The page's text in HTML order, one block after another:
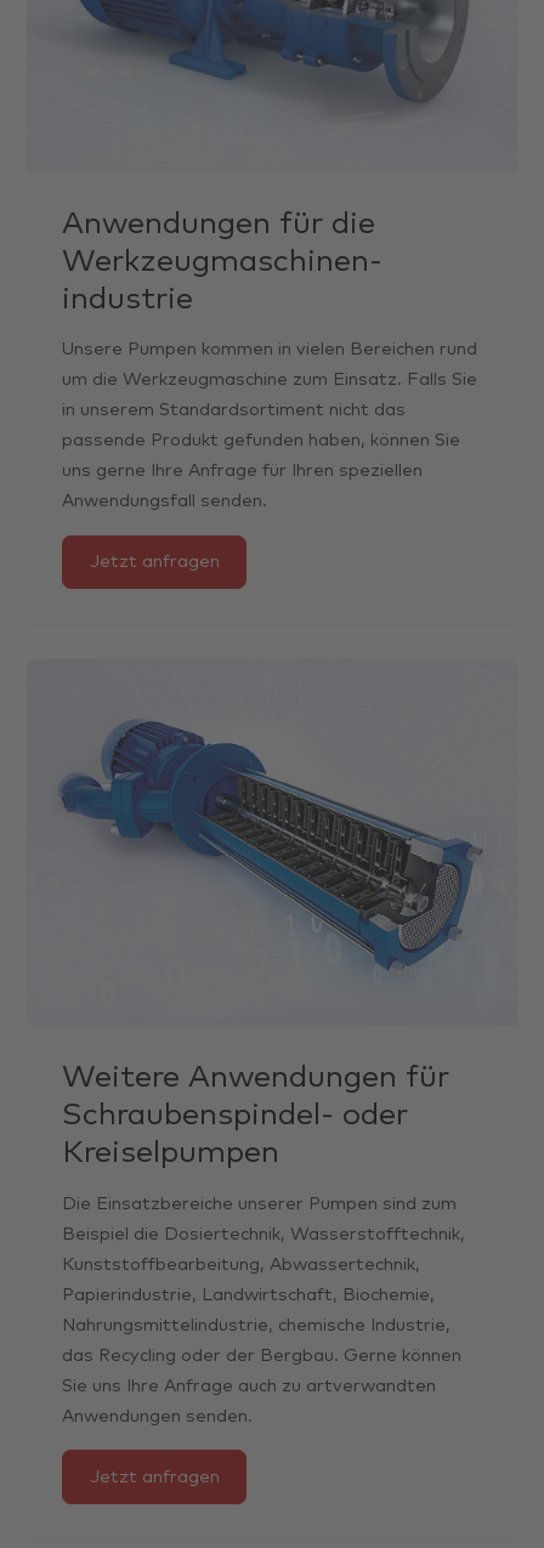
Anwen­dungen für die
Werkzeug­maschinen­
industrie
Unsere Pumpen kommen in vielen Bereichen rund
um die Werkzeugmaschine zum Einsatz. Falls Sie
in unserem Standardsortiment nicht das
passende Produkt gefunden haben, können Sie
uns gerne Ihre Anfrage für Ihren speziellen
Anwendungsfall senden.
Jetzt anfragen
Weitere Anwendungen für
Schrauben­spindel- oder
Kreisel­pumpen
Die Einsatzbereiche unserer Pumpen sind zum
Beispiel die Dosiertechnik, Wasserstofftechnik,
Kunststoffbearbeitung, Abwassertechnik,
Papierindustrie, Landwirtschaft, Biochemie,
Nahrungsmittelindustrie, chemische Industrie,
das Recycling oder der Bergbau. Gerne können
Sie uns Ihre Anfrage auch zu artverwandten
Anwendungen senden.
Jetzt anfragen